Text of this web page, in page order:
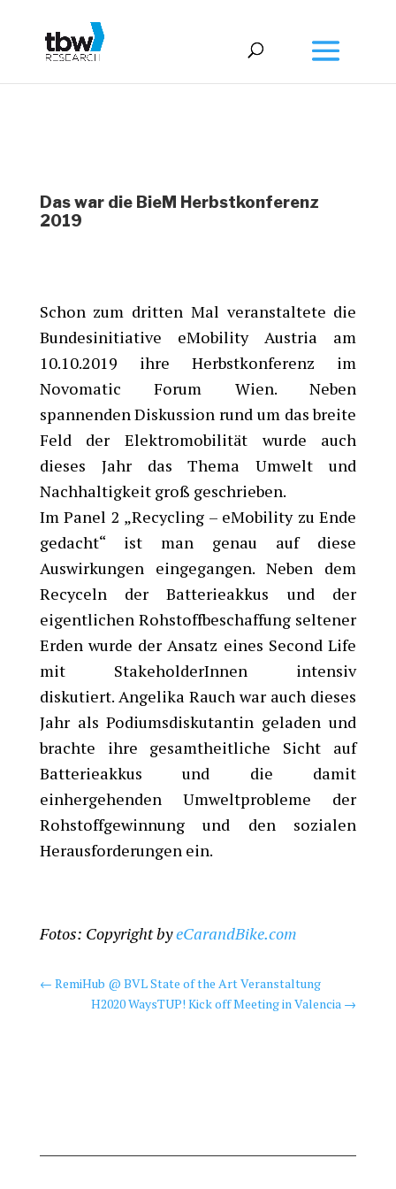
Das war die BieM Herbstkonferenz
2019
Schon zum dritten Mal veranstaltete die
Bundesinitiative eMobility Austria am
10.10.2019 ihre Herbstkonferenz im
Novomatic Forum Wien. Neben
spannenden Diskussion rund um das breite
Feld der Elektromobilität wurde auch
dieses Jahr das Thema Umwelt und
Nachhaltigkeit groß geschrieben.
Im Panel 2 „Recycling – eMobility zu Ende
gedacht“ ist man genau auf diese
Auswirkungen eingegangen. Neben dem
Recyceln der Batterieakkus und der
eigentlichen Rohstoffbeschaffung seltener
Erden wurde der Ansatz eines Second Life
mit StakeholderInnen intensiv
diskutiert. Angelika Rauch war auch dieses
Jahr als Podiumsdiskutantin geladen und
brachte ihre gesamtheitliche Sicht auf
Batterieakkus und die damit
einhergehenden Umweltprobleme der
Rohstoffgewinnung und den sozialen
Herausforderungen ein.
Fotos: Copyright byeCarandBike.com
← RemiHub @ BVL State of the Art Veranstaltung
H2020 WaysTUP! Kick off Meeting in Valencia →